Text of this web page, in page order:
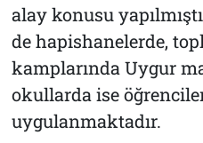
alay konusu
de hapishanelerde,
kamplarında Uygur
okullarda ise
uygulanmaktadır.